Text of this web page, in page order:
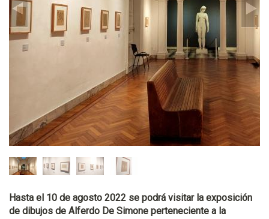
Hasta el 10 de agosto 2022 se podrá visitar la exposición
de dibujos de Alferdo De Simone perteneciente a la